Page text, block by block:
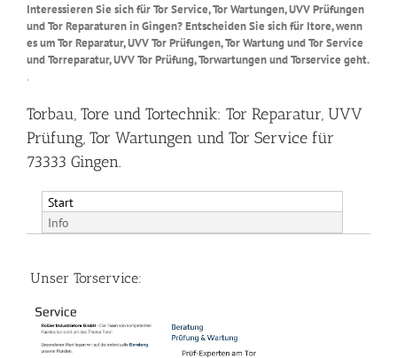
Interessieren Sie sich für Tor Service, Tor Wartungen, UVV Prüfungen
und Tor Reparaturen in Gingen? Entscheiden Sie sich für Itore, wenn
es um Tor Reparatur, UVV Tor Prüfungen, Tor Wartung und Tor Service
und Torreparatur, UVV Tor Prüfung, Torwartungen und Torservice geht.
.
Torbau, Tore und Tortechnik: Tor Reparatur, UVV
Prüfung, Tor Wartungen und Tor Service für
73333 Gingen.
Start
Info
Unser Torservice: